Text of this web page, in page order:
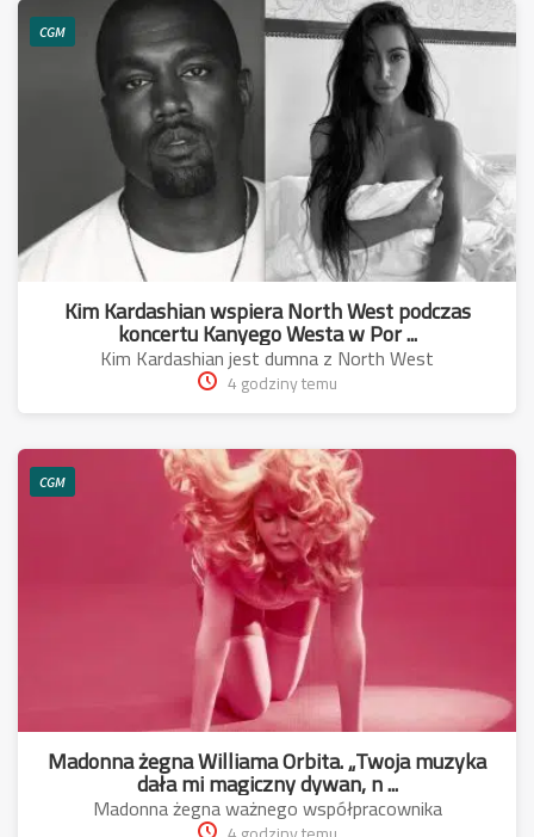
CGM
Kim Kardashian wspiera North West podczas
koncertu Kanyego Westa w Por ...
Kim Kardashian jest dumna z North West
4 godziny temu
CGM
Madonna żegna Williama Orbita. „Twoja muzyka
dała mi magiczny dywan, n ...
Madonna żegna ważnego współpracownika